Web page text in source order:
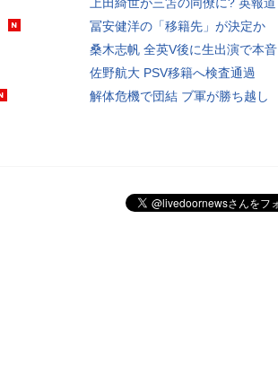
冨安健洋の「移籍先」が決定か
桑木志帆 全英V後に生出演で本音
佐野航大 PSV移籍へ検査通過
解体危機で団結 ブ軍が勝ち越し